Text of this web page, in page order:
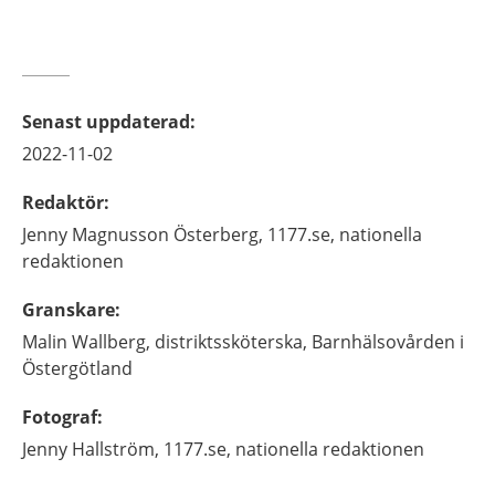
Senast uppdaterad:
2022-11-02
Redaktör:
Jenny Magnusson Österberg, 1177.se, nationella
redaktionen
Granskare:
Malin Wallberg, distriktssköterska, Barnhälsovården i
Östergötland
Fotograf:
Jenny Hallström, 1177.se, nationella redaktionen